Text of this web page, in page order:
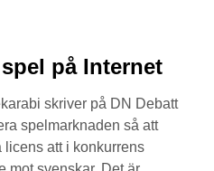
på Internet
skriver på DN Debatt
spelmarknaden så att
licens att i konkurrens